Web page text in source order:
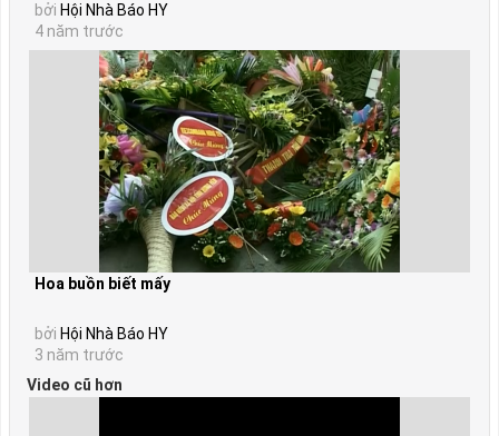
bởi Hội Nhà Báo HY
4 năm trước
Hoa buồn biết mấy
bởi Hội Nhà Báo HY
3 năm trước
Video cũ hơn